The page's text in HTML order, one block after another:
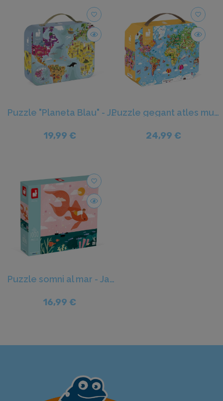
favorite_border
Puzzle "Planeta Blau" - Janod
19,99 €
favorite_border
Puzzle gegant atles mundial - Janod
24,99 €
favorite_border
Puzzle somni al mar - Janod
16,99 €